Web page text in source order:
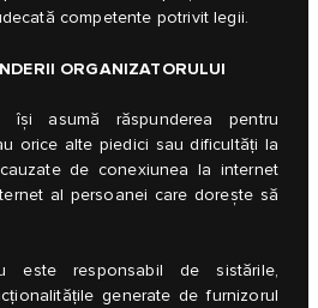
competente potrivit legii.
ORGANIZATORULUI
își asumă răspunderea pentru
orice alte piedici sau dificultăți la
de conexiunea la internet
al persoanei care dorește să
este responsabil de sistările,
generate de furnizorul